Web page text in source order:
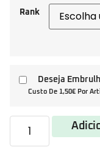
Rank
Deseja
Custo De 1,50€ Por